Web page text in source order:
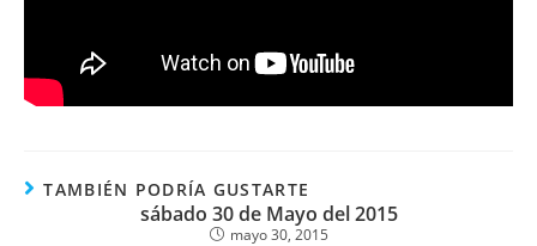
TAMBIÉN PODRÍA GUSTARTE
sábado 30 de Mayo del 2015
mayo 30, 2015